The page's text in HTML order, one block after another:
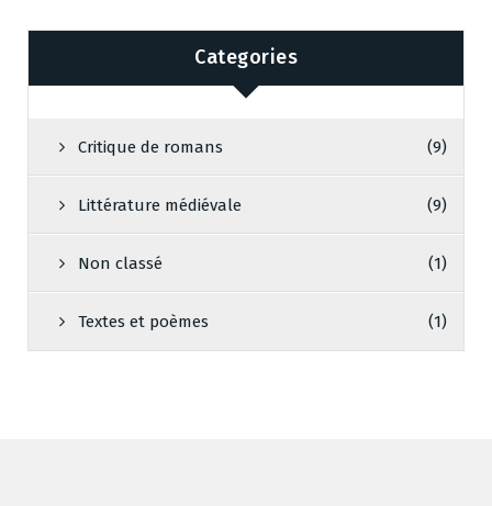
Categories
Critique de romans (9)
Littérature médiévale (9)
Non classé (1)
Textes et poèmes (1)